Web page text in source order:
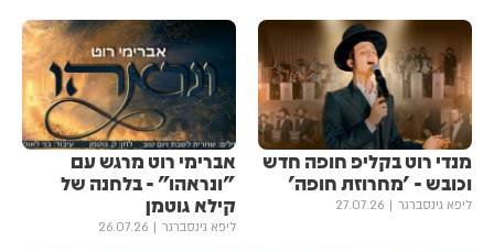
מנדי רוט בקליפ חופה חדש
וכובש - 'מחרוזת חופה'
ליפא גינסברגר 27.07.26
אברימי רוט מרגש עם
"ונראהו” - בלחנה של
קילא גוטמן
ליפא גינסברגר 26.07.26